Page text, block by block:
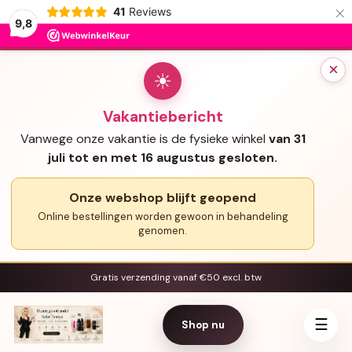
9,8
41 Reviews ×
×
☀
Vakantiebericht
Vanwege onze vakantie is de fysieke winkel van 31
juli tot en met 16 augustus gesloten.
Onze webshop blijft geopend
Online bestellingen worden gewoon in behandeling
genomen.
Gratis verzending vanaf €50 excl. btw
Shop nu ☰